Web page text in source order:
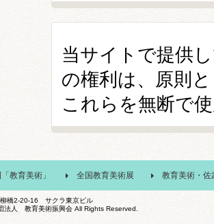
当サイトで提供
の権利は、原則
これらを無断で
教育美術」 全国教育美術展 教育美術・佐
橋2-20-16 サクラ東京ビル
人 教育美術振興会 All Rights Reserved.